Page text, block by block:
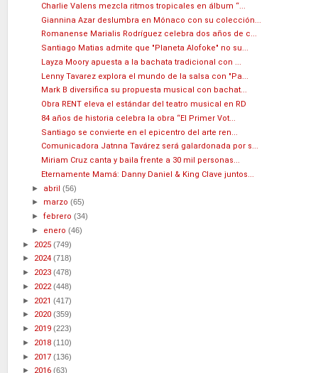
Charlie Valens mezcla ritmos tropicales en álbum “...
Giannina Azar deslumbra en Mónaco con su colección...
Romanense Marialis Rodríguez celebra dos años de c...
Santiago Matias admite que "Planeta Alofoke" no su...
Layza Moory apuesta a la bachata tradicional con ...
Lenny Tavarez explora el mundo de la salsa con "Pa...
Mark B diversifica su propuesta musical con bachat...
Obra RENT eleva el estándar del teatro musical en RD
84 años de historia celebra la obra “El Primer Vot...
Santiago se convierte en el epicentro del arte ren...
Comunicadora Jatnna Tavárez será galardonada por s...
Miriam Cruz canta y baila frente a 30 mil personas...
Eternamente Mamá: Danny Daniel & King Clave juntos...
► abril(56)
► marzo(65)
►febrero(34)
► enero(46)
► 2025 (749)
► 2024 (718)
► 2023 (478)
► 2022(448)
► 2021 (417)
► 2020 (359)
► 2019 (223)
► 2018 (110)
► 2017 (136)
► 2016 (63)